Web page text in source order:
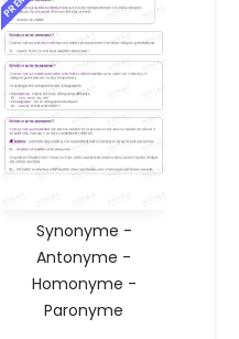
Synonyme -
Antonyme -
Homonyme -
Paronyme